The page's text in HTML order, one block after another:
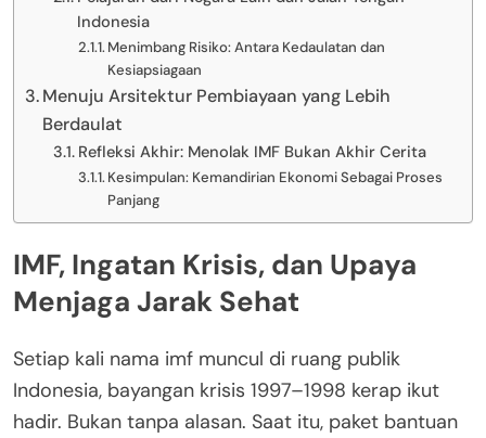
Indonesia
Menimbang Risiko: Antara Kedaulatan dan
Kesiapsiagaan
Menuju Arsitektur Pembiayaan yang Lebih
Berdaulat
Refleksi Akhir: Menolak IMF Bukan Akhir Cerita
Kesimpulan: Kemandirian Ekonomi Sebagai Proses
Panjang
IMF, Ingatan Krisis, dan Upaya
Menjaga Jarak Sehat
Setiap kali nama imf muncul di ruang publik
Indonesia, bayangan krisis 1997–1998 kerap ikut
hadir. Bukan tanpa alasan. Saat itu, paket bantuan